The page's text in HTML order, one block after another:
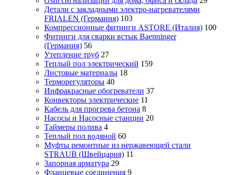
Детали с закладными электро-нагревателями
FRIALEN (Германия) 103
Компрессионные фитинги ASTORE (Италия) 100
Фитинги для сварки встык Baenninger
(Германия) 56
Утепление труб 27
Теплый пол электрический 159
Листовые материалы 18
Терморегуляторы 40
Инфракрасные обогреватели 37
Конвекторы электрические 11
Кабель для прогрева бетона 8
Насосы и Насосные станции 20
Таймеры полива 4
Теплый пол водяной 60
Муфты ремонтные из нержавеющей стали
STRAUB (Швейцария) 11
Запорная арматура 29
Фланцевые соединения 9